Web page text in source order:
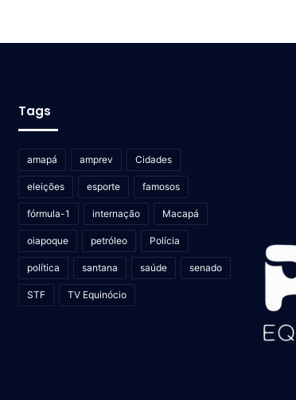
Tags
amapá amprev Cidades
eleições esporte famosos
fórmula-1 internação Macapá
oiapoque petróleo Polícia
política santana saúde senado
STF TV Equinócio